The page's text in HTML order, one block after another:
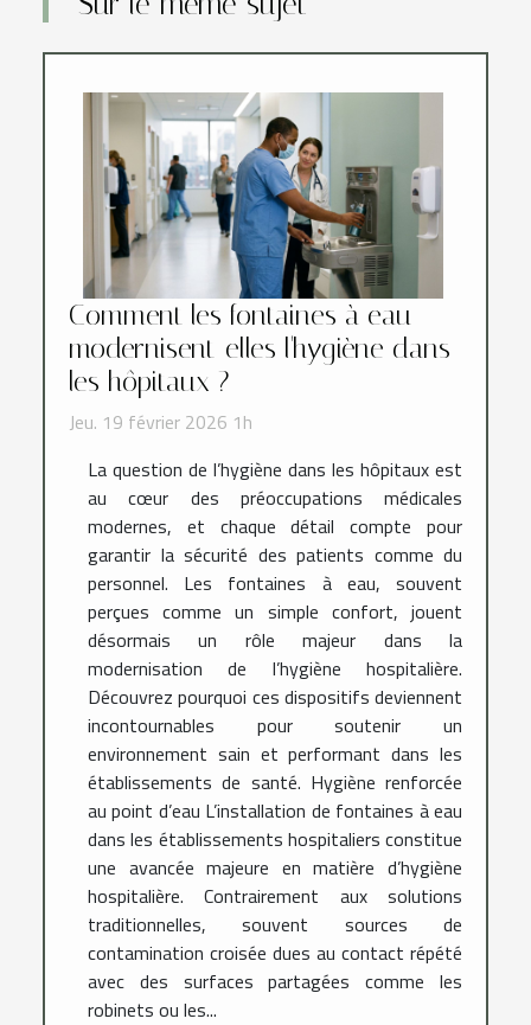
Comment les fontaines à eau
modernisent-elles l'hygiène dans
les hôpitaux ?
Jeu. 19 février 2026 1h
La question de l’hygiène dans les hôpitaux est
au cœur des préoccupations médicales
modernes, et chaque détail compte pour
garantir la sécurité des patients comme du
personnel. Les fontaines à eau, souvent
perçues comme un simple confort, jouent
désormais un rôle majeur dans la
modernisation de l’hygiène hospitalière.
Découvrez pourquoi ces dispositifs deviennent
incontournables pour soutenir un
environnement sain et performant dans les
établissements de santé. Hygiène renforcée
au point d’eau L’installation de fontaines à eau
dans les établissements hospitaliers constitue
une avancée majeure en matière d’hygiène
hospitalière. Contrairement aux solutions
traditionnelles, souvent sources de
contamination croisée dues au contact répété
avec des surfaces partagées comme les
robinets ou les...